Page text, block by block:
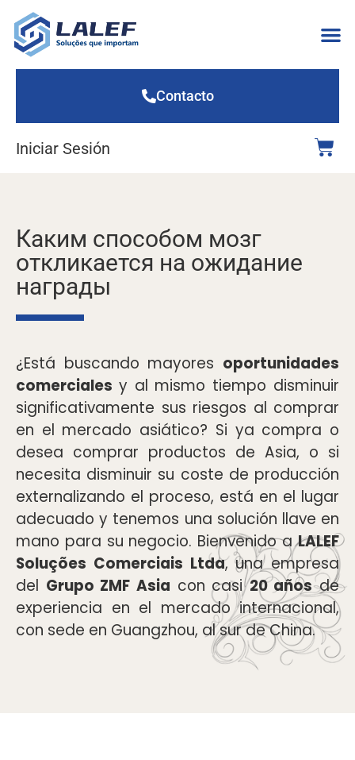
Contacto
Iniciar Sesión
Каким способом мозг
откликается на ожидание
награды
¿Está buscando mayores oportunidades
comerciales y al mismo tiempo disminuir
significativamente sus riesgos al comprar
en el mercado asiático? Si ya compra o
desea comprar productos de Asia, o si
necesita disminuir su coste de producción
externalizando el proceso, está en el lugar
adecuado y tenemos una solución llave en
mano para su negocio. Bienvenido aLALEF
Soluções Comerciais Ltda, una empresa
del Grupo ZMF Asia con casi20 añosde
experiencia en el mercado internacional,
con sede en Guangzhou, al sur de China.